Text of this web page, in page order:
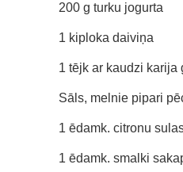
200 g turku jogurta
1 kiploka daiviņa
1 tējk ar kaudzi karija
Sāls, melnie pipari
1 ēdamk. citronu
1 ēdamk. smalki